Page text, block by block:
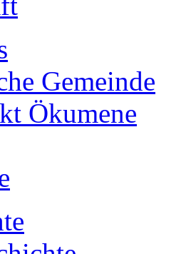
Gemeinde
Ökumene